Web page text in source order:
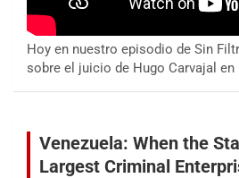
Hoy en nuestro episodio de Sin
sobre el juicio de Hugo Carvajal en
Venezuela: When the
Largest Criminal